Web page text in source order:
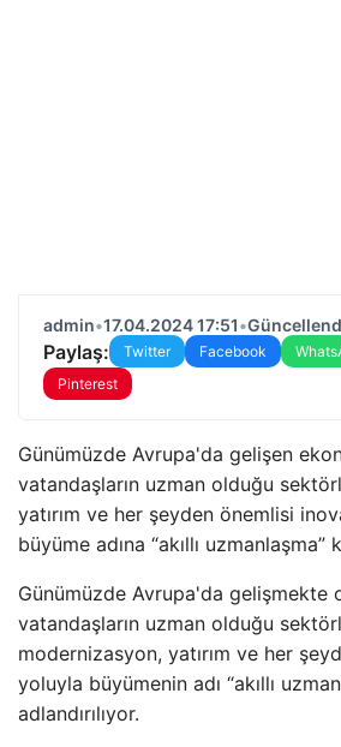
admin•17.04.2024 17:51•
Paylaş: Twitter Facebook
Pinterest
Günümüzde Avrupa'da gelişen
vatandaşların uzman olduğu
yatırım ve her şeyden önemlisi
büyüme adına “akıllı uzmanlaşma”
Günümüzde Avrupa'da gelişmekte
vatandaşların uzman olduğu
modernizasyon, yatırım ve her
yoluyla büyümenin adı “akıllı
adlandırılıyor.